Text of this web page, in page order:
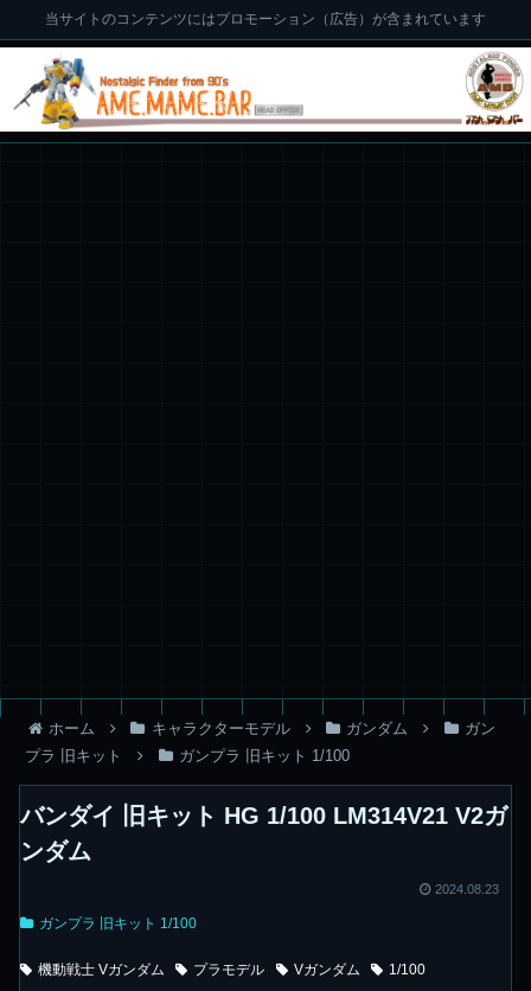
当サイトのコンテンツにはプロモーション（広告）が含まれています
ホーム キャラクターモデル ガンダム
ガン
プラ 旧キット
ガンプラ 旧キット 1/100
バンダイ 旧キット HG 1/100 LM314V21 V2ガ
ンダム
2024.08.23
ガンプラ 旧キット 1/100
機動戦士 Vガンダム プラモデル Vガンダム 1/100